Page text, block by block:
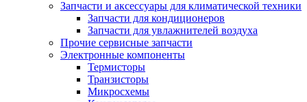
Запчасти и аксессуары для климатической техники
Запчасти для кондиционеров
Запчасти для увлажнителей воздуха
Прочие сервисные запчасти
Электронные компоненты
Термисторы
Транзисторы
Микросхемы